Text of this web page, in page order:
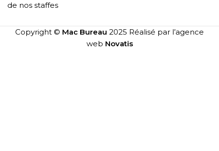
de nos staffes
Copyright © Mac Bureau 2025 Réalisé par l’agence
web Novatis